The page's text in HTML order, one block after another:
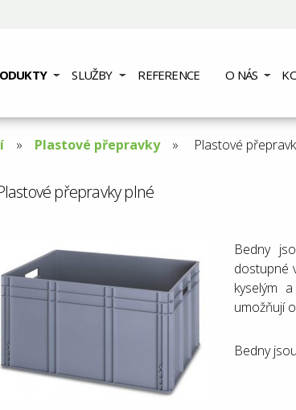
SLUŽBY REFERENCE O NÁS
Plastové přepravky
Aktuální
Plastové
přepravky plné
Bedny
dostupné
kyselým
umožňují
Bedny